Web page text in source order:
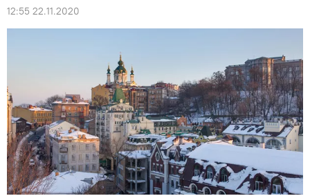
12:55 22.11.2020